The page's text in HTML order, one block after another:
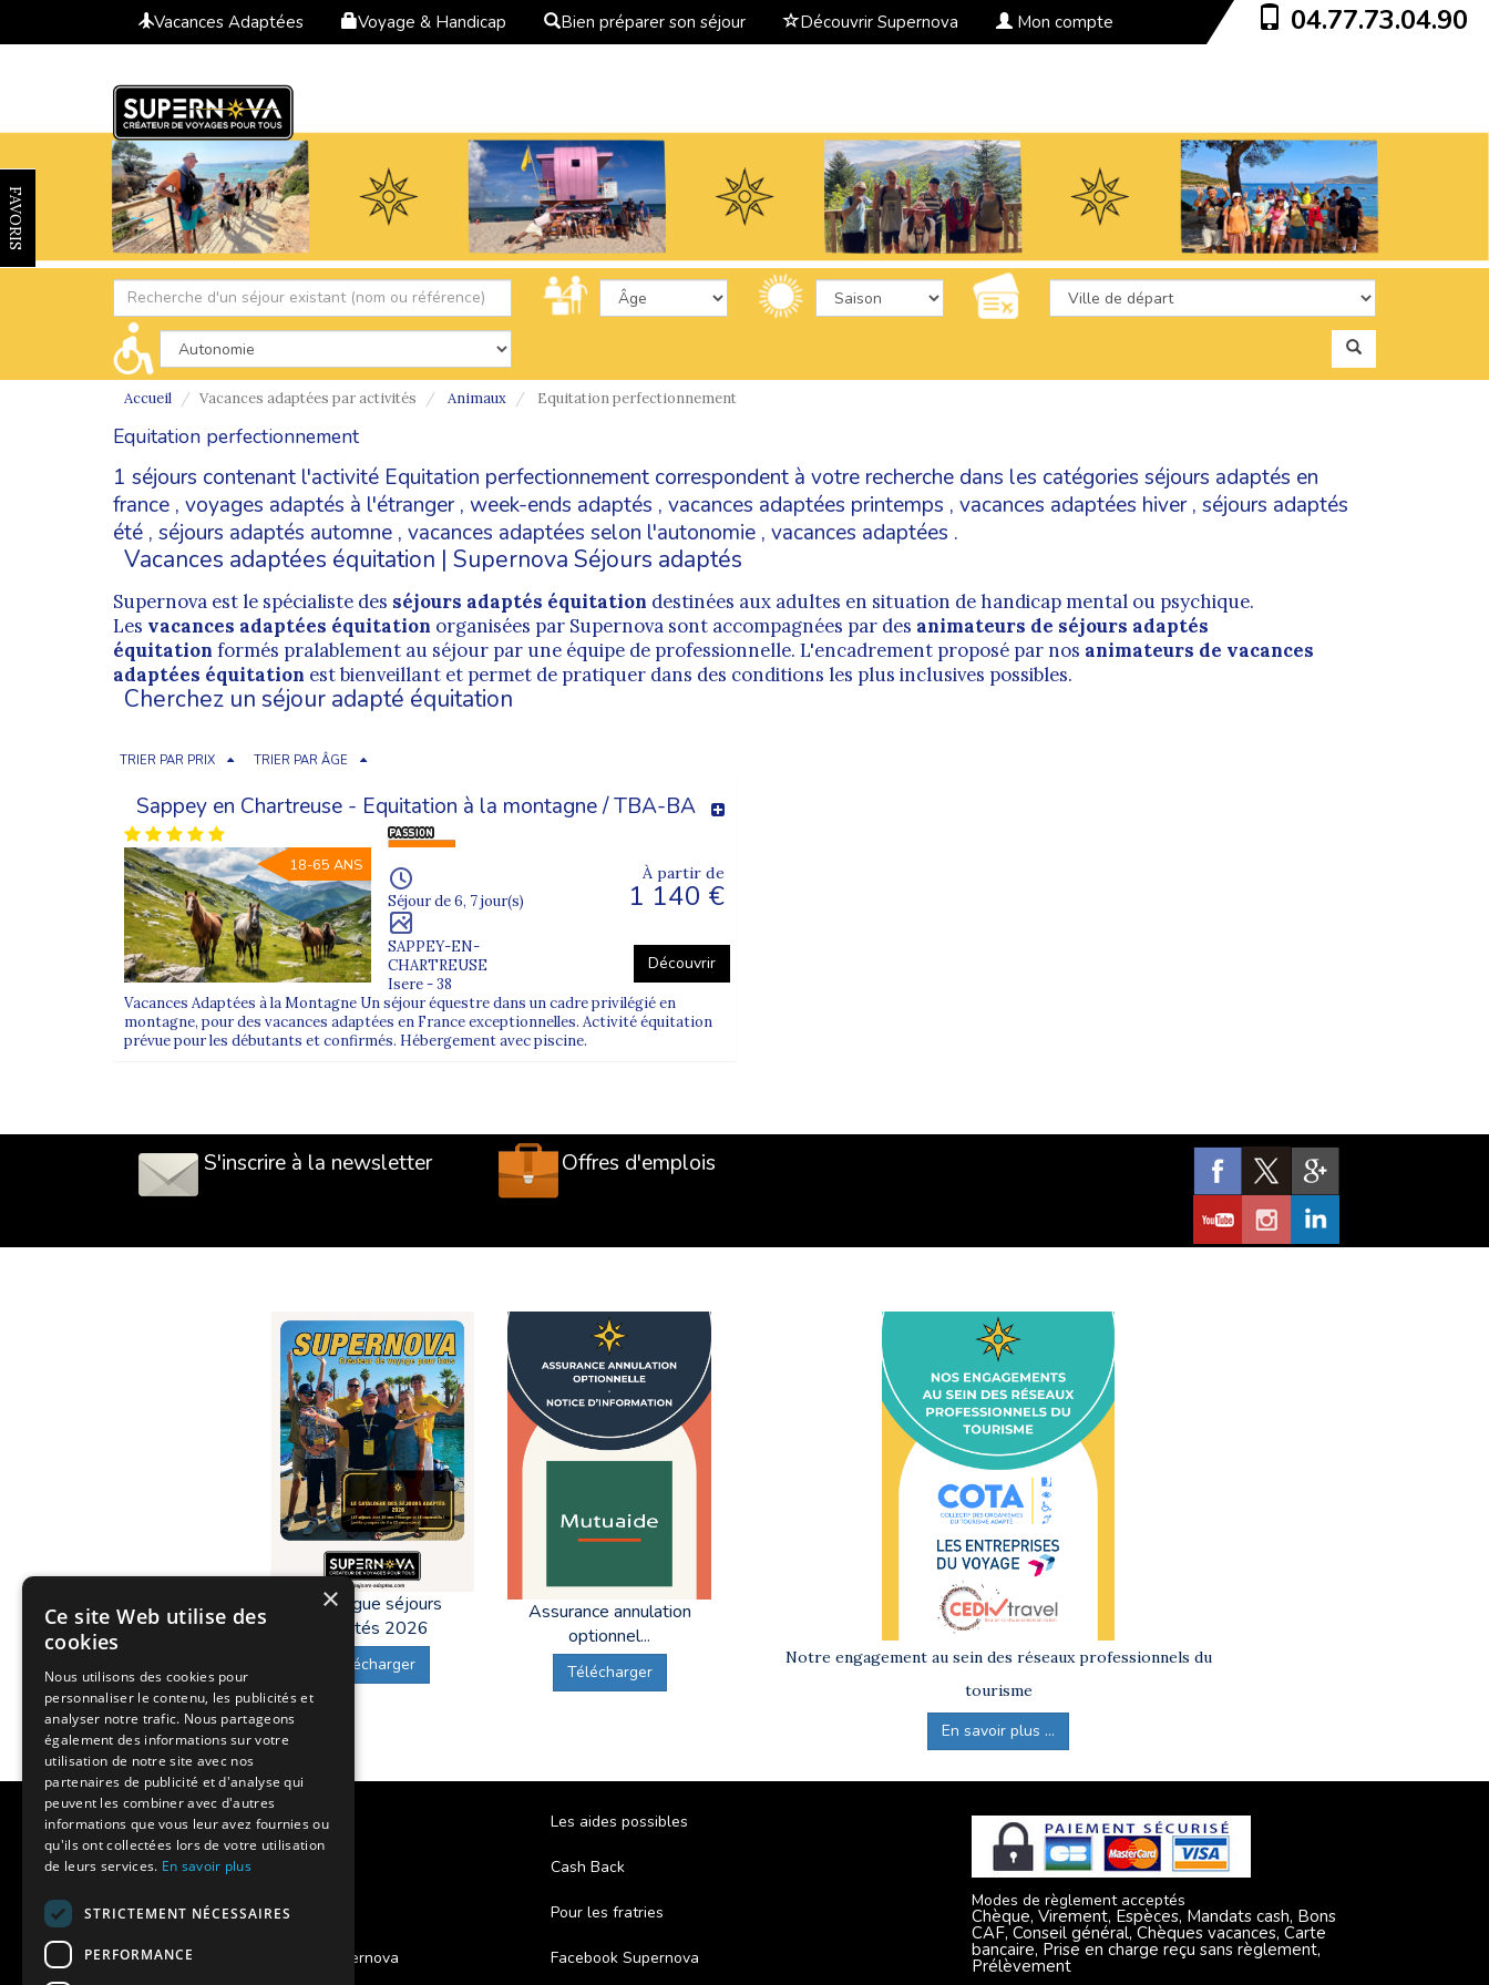
Vacances Adaptées Voyage & Handicap Bien préparer son séjour Découvrir Supernova Mon compte 04.77.73.04.90
FAVORIS
Accueil Vacances adaptées par activités Animaux Equitation perfectionnement
Equitation perfectionnement
1 séjours contenant l'activité Equitation perfectionnement correspondent à votre recherche dans les catégories séjours adaptés en
france , voyages adaptés à l'étranger, week-ends adaptés , vacances adaptées printemps , vacances adaptées hiver, séjours adaptés
été , séjours adaptés automne , vacances adaptées selon l'autonomie , vacances adaptées .
Vacances adaptées équitation | Supernova Séjours adaptés
Supernova est le spécialiste des séjours adaptés équitation destinées aux adultes en situation de handicap mental ou psychique.
Les vacances adaptées équitation organisées par Supernova sont accompagnées par des animateurs de séjours adaptés
équitation formés pralablement au séjour par une équipe de professionnelle. L'encadrement proposé par nos animateurs de vacances
adaptées équitation est bienveillant et permet de pratiquer dans des conditions les plus inclusives possibles.
Cherchez un séjour adapté équitation
TRIER PAR PRIX TRIER PAR ÂGE
Sappey en Chartreuse - Equitation à la montagne / TBA-BA
18-65 ANS
Séjour de 6, 7 jour(s)
SAPPEY-EN-
CHARTREUSE
Isere - 38
À partir de
1 140 €
Découvrir
Vacances Adaptées à la Montagne Un séjour équestre dans un cadre privilégié en
montagne, pour des vacances adaptées en France exceptionnelles. Activité équitation
prévue pour les débutants et confirmés. Hébergement avec piscine.
S'inscrire à la newsletter Offres d'emplois
Catalogue séjours
adaptés 2026
Télécharger
Assurance annulation
optionnel...
Télécharger
Notre engagement au sein des réseaux professionnels du
tourisme
En savoir plus ...
Notre histoire
Nos engagements
Charte qualité
Projet des séjours adaptés Supernova
Les aides possibles
Cash Back
Pour les fratries
Facebook Supernova
Modes de règlement acceptés
Chèque, Virement, Espèces, Mandats cash, Bons
CAF, Conseil général, Chèques vacances, Carte
bancaire, Prise en charge reçu sans règlement,
Prélèvement
×
Ce site Web utilise des
cookies
Nous utilisons des cookies pour
personnaliser le contenu, les publicités et
analyser notre trafic. Nous partageons
également des informations sur votre
utilisation de notre site avec nos
partenaires de publicité et d'analyse qui
peuvent les combiner avec d'autres
informations que vous leur avez fournies ou
qu'ils ont collectées lors de votre utilisation
de leurs services. En savoir plus
STRICTEMENT NÉCESSAIRES
PERFORMANCE